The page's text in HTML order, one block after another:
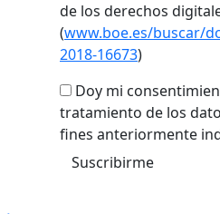
de los derechos
(www.boe.es/buscar/
2018-16673)
Doy mi
tratamiento de los
fines anteriormente